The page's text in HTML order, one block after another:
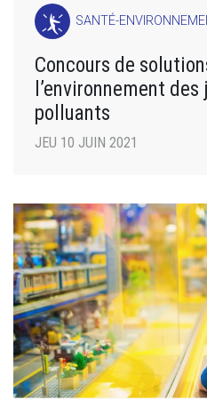
SANTÉ-
Concours de
l’environnement
polluants
JEU 10 JUIN 2021